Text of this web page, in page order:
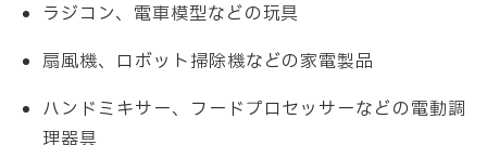
ラジコン、電車模型などの玩具
扇風機、ロボット掃除機などの家電製品
ハンドミキサー、フードプロセッサーなどの電動調